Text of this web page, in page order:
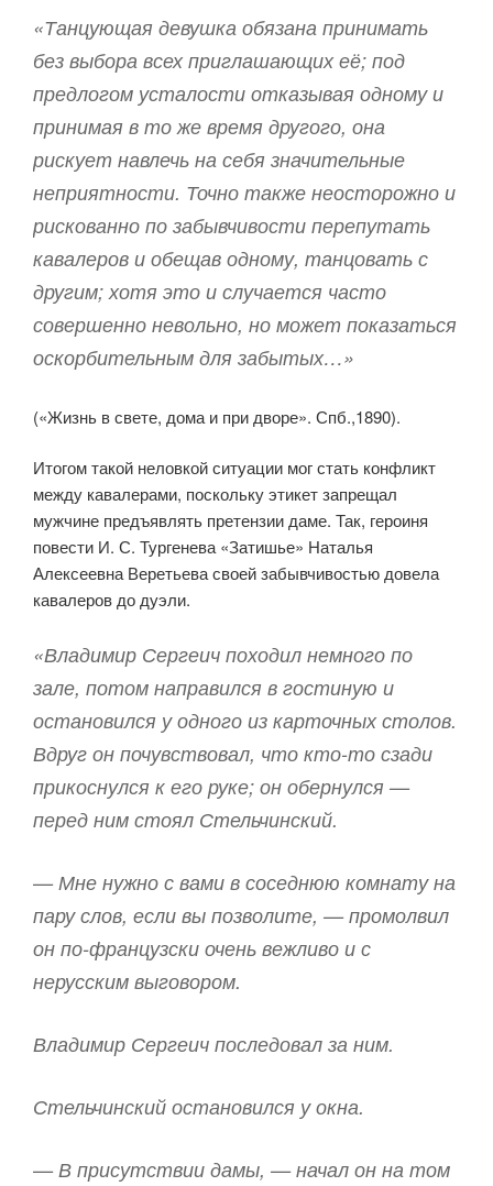
«Танцующая девушка обязана принимать
без выбора всех приглашающих её; под
предлогом усталости отказывая одному и
принимая в то же время другого, она
рискует навлечь на себя значительные
неприятности. Точно также неосторожно и
рискованно по забывчивости перепутать
кавалеров и обещав одному, танцовать с
другим; хотя это и случается часто
совершенно невольно, но может показаться
оскорбительным для забытых…»
(«Жизнь в свете, дома и при дворе». Спб.,1890).
Итогом такой неловкой ситуации мог стать конфликт
между кавалерами, поскольку этикет запрещал
мужчине предъявлять претензии даме. Так, героиня
повести И. С. Тургенева «Затишье» Наталья
Алексеевна Веретьева своей забывчивостью довела
кавалеров до дуэли.
«Владимир Сергеич походил немного по
зале, потом направился в гостиную и
остановился у одного из карточных столов.
Вдруг он почувствовал, что кто-то сзади
прикоснулся к его руке; он обернулся —
перед ним стоял Стельчинский.
— Мне нужно с вами в соседнюю комнату на
пару слов, если вы позволите, — промолвил
он по-французски очень вежливо и с
нерусским выговором.
Владимир Сергеич последовал за ним.
Стельчинский остановился у окна.
— В присутствии дамы, — начал он на том